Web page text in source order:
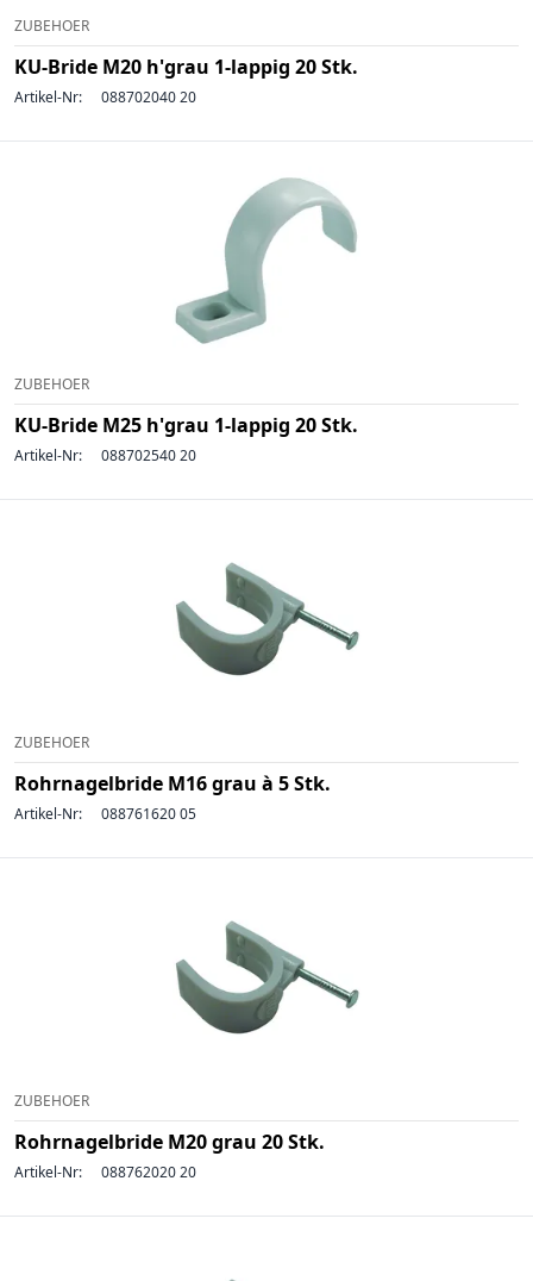
ZUBEHOER
KU-Bride M20 h'grau 1-lappig 20 Stk.
Artikel-Nr: 088702040 20
ZUBEHOER
KU-Bride M25 h'grau 1-lappig 20 Stk.
Artikel-Nr: 088702540 20
ZUBEHOER
Rohrnagelbride M16 grau à 5 Stk.
Artikel-Nr: 088761620 05
ZUBEHOER
Rohrnagelbride M20 grau 20 Stk.
Artikel-Nr: 088762020 20